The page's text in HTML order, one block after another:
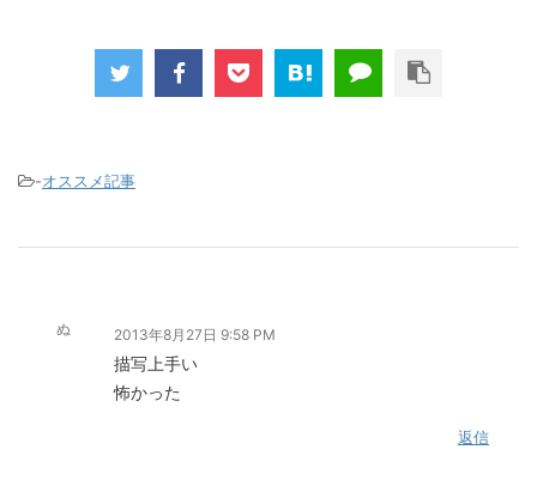
-オススメ記事
ぬ 2013年8月27日 9:58 PM
描写上手い
怖かった
返信